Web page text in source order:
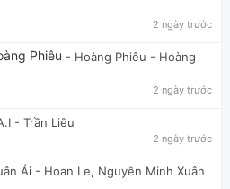
2 ngày trước
Phiêu - Hoàng Phiêu - Hoàng
2 ngày trước
- Trần Liêu
2 ngày trước
Ái - Hoan Le, Nguyễn Minh Xuân